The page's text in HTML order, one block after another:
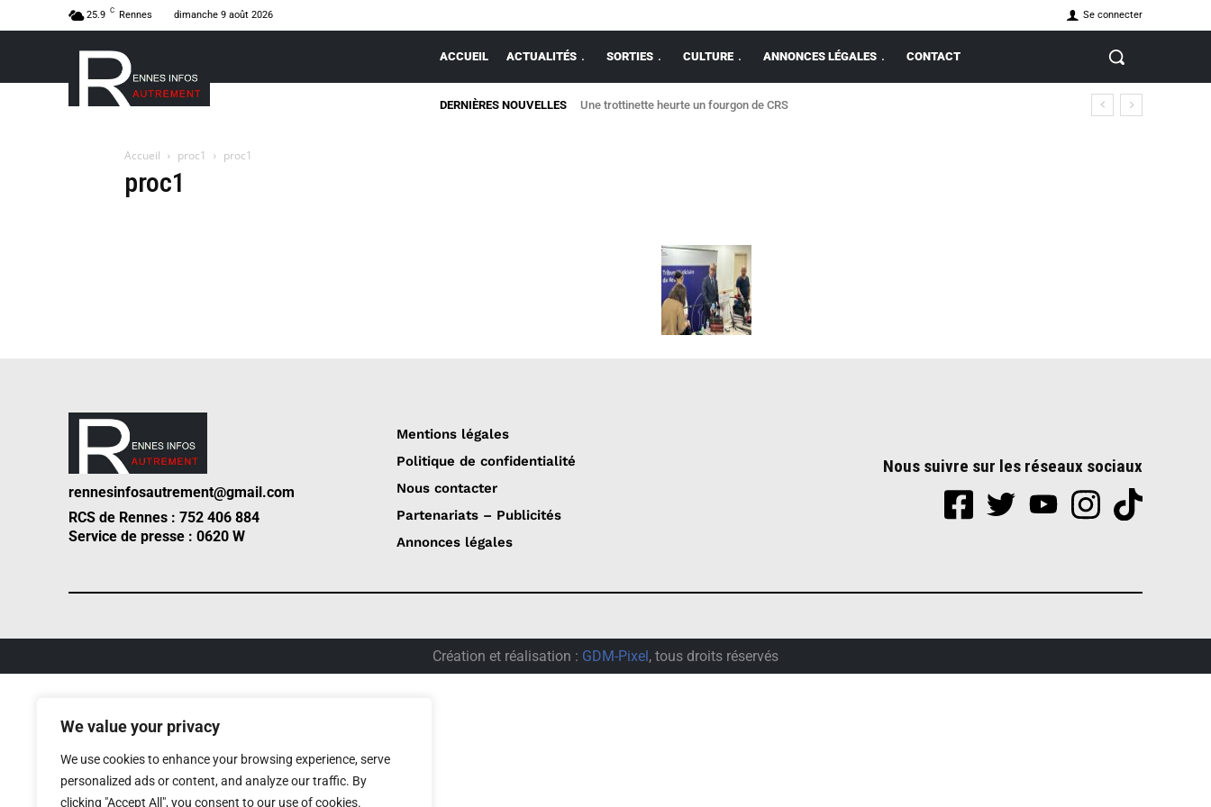
We value your privacy
We use cookies to enhance your browsing experience, serve
personalized ads or content, and analyze our traffic. By
clicking "Accept All", you consent to our use of cookies.
25.9 C Rennes dimanche 9 août 2026 Se connecter
ACCUEIL ACTUALITÉS SORTIES CULTURE ANNONCES LÉGALES CONTACT
DERNIÈRES NOUVELLES Une trottinette heurte un fourgon de CRS
Accueil proc1 proc1
proc1
rennesinfosautrement@gmail.com
RCS de Rennes : 752 406 884
Service de presse : 0620 W
Mentions légales
Politique de confidentialité
Nous contacter
Partenariats – Publicités
Annonces légales
Nous suivre sur les réseaux sociaux
Création et réalisation : GDM-Pixel, tous droits réservés